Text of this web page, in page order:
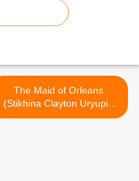
The Maid of Orleans
(Stikhina Clayton Uryupin
Tcherniakov) Amsterdam >